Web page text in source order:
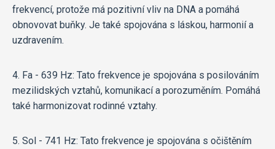
frekvencí, protože má pozitivní vliv na DNA a pomáhá
obnovovat buňky. Je také spojována s láskou, harmonií a
uzdravením.
4. Fa - 639 Hz: Tato frekvence je spojována s posilováním
mezilidských vztahů, komunikací a porozuměním. Pomáhá
také harmonizovat rodinné vztahy.
5. Sol - 741 Hz: Tato frekvence je spojována s očištěním